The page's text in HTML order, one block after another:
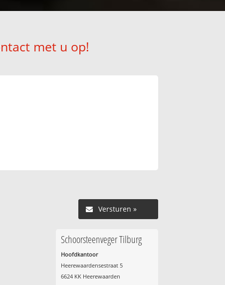
met u op!
Versturen »
Schoorsteenveger Tilburg
Hoofdkantoor
Heerewaardensestraat 5
6624 KK Heerewaarden